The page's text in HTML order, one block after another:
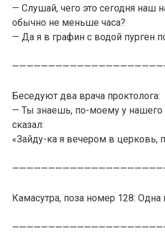
— Слушай, чего это сегодня наш
обычно не меньше часа?
— Да я в графин с водой пурген
Беседуют два врача проктолога:
— Ты знаешь, по-моему у нашего
сказал:
«Зайду-ка я вечером в церковь,
Камасутра, поза номер 128: Одна